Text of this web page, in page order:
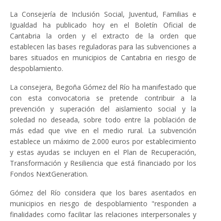
La Consejería de Inclusión Social, Juventud, Familias e
Igualdad ha publicado hoy en el Boletín Oficial de
Cantabria la orden y el extracto de la orden que
establecen las bases reguladoras para las subvenciones a
bares situados en municipios de Cantabria en riesgo de
despoblamiento.
La consejera, Begoña Gómez del Río ha manifestado que
con esta convocatoria se pretende contribuir a la
prevención y superación del aislamiento social y la
soledad no deseada, sobre todo entre la población de
más edad que vive en el medio rural. La subvención
establece un máximo de 2.000 euros por establecimiento
y estas ayudas se incluyen en el Plan de Recuperación,
Transformación y Resiliencia que está financiado por los
Fondos NextGeneration.
Gómez del Río considera que los bares asentados en
municipios en riesgo de despoblamiento "responden a
finalidades como facilitar las relaciones interpersonales y